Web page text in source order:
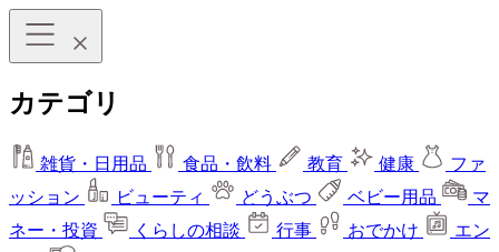
カテゴリ
雑貨・日用品 食品・飲料 教育 健康
ファ
ッション
ビューティ どうぶつ ベビー用品
マ
ネー・投資
くらしの相談 行事 おでかけ
エン